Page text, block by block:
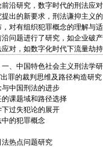
沿研究，数字时代的刑法应
出的新要求，刑法谦抑主义
对有组织犯罪概念的理解与
问题进行了研究，如企业破
对，如数字化时代下流量劫
一、中国特色社会主义刑法学
出罪的裁判思维及路径构造研究
中国刑法的进步
课题域和路径选择
过失犯论的展开
的犯罪概念
热点问题研究